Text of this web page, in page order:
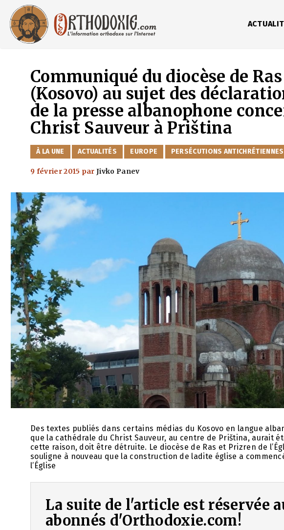
contenu
Communiqué du diocèse de
(Kosovo) au sujet des
de la presse albanophone
Christ Sauveur à Priština
CATÉGORIES
À LA UNE ACTUALITÉS EUROPE PERSÉCUTIONS ANTICHRÉTIENNES
9 février 2015 parJivko Panev
Des textes publiés dans certains médias du Kosovo en langue
que la cathédrale du Christ Sauveur, au centre de Priština, aurait
cette raison, doit être détruite. Le diocèse de Ras et Prizren de
souligne à nouveau que la construction de ladite église a
l’Église
La suite de l'article est réservée
abonnés d'Orthodoxie.com!